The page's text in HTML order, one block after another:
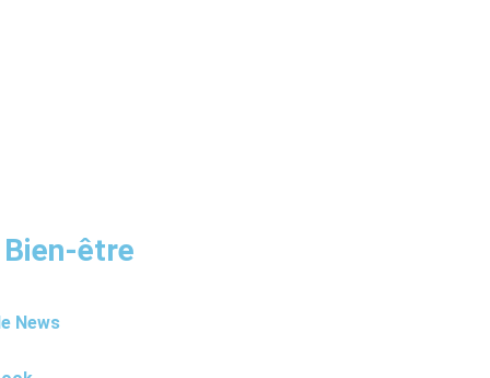
Bien-être
News